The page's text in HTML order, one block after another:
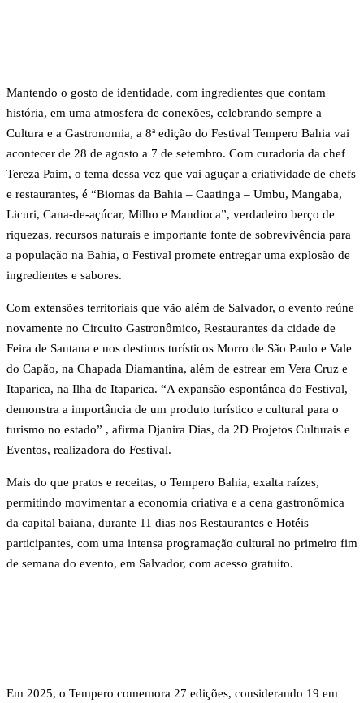
Mantendo o gosto de identidade, com ingredientes que contam
história, em uma atmosfera de conexões, celebrando sempre a
Cultura e a Gastronomia, a 8ª edição do Festival Tempero Bahia vai
acontecer de 28 de agosto a 7 de setembro. Com curadoria da chef
Tereza Paim, o tema dessa vez que vai aguçar a criatividade de chefs
e restaurantes, é “Biomas da Bahia – Caatinga – Umbu, Mangaba,
Licuri, Cana-de-açúcar, Milho e Mandioca”, verdadeiro berço de
riquezas, recursos naturais e importante fonte de sobrevivência para
a população na Bahia, o Festival promete entregar uma explosão de
ingredientes e sabores.
Com extensões territoriais que vão além de Salvador, o evento reúne
novamente no Circuito Gastronômico, Restaurantes da cidade de
Feira de Santana e nos destinos turísticos Morro de São Paulo e Vale
do Capão, na Chapada Diamantina, além de estrear em Vera Cruz e
Itaparica, na Ilha de Itaparica. “A expansão espontânea do Festival,
demonstra a importância de um produto turístico e cultural para o
turismo no estado” , afirma Djanira Dias, da 2D Projetos Culturais e
Eventos, realizadora do Festival.
Mais do que pratos e receitas, o Tempero Bahia, exalta raízes,
permitindo movimentar a economia criativa e a cena gastronômica
da capital baiana, durante 11 dias nos Restaurantes e Hotéis
participantes, com uma intensa programação cultural no primeiro fim
de semana do evento, em Salvador, com acesso gratuito.
Em 2025, o Tempero comemora 27 edições, considerando 19 em